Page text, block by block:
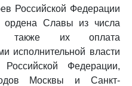
Российской Федерации
ордена Славы из числа
также их оплата
исполнительной власти
Федерации,
Москвы и Санкт-